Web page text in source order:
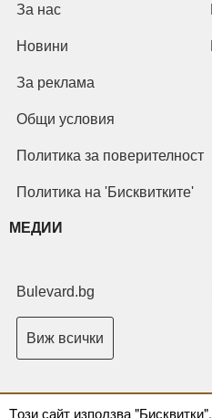
Tози сайт използва "Бисквитки".
За нас
Новини
За реклама
Общи условия
Политика за поверителност
Политика на 'Бисквитките'
МЕДИИ
Bulevard.bg
Виж всички